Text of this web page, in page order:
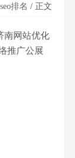
seo排名 / 正文
南网站优化
推广公展